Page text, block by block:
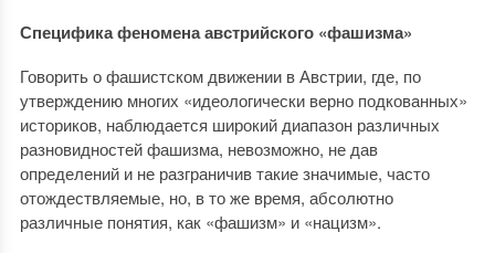
Специфика феномена австрийского «фашизма»
Говорить о фашистском движении в Австрии, где, по
утверждению многих «идеологически верно подкованных»
историков, наблюдается широкий диапазон различных
разновидностей фашизма, невозможно, не дав
определений и не разграничив такие значимые, часто
отождествляемые, но, в то же время, абсолютно
различные понятия, как «фашизм» и «нацизм».